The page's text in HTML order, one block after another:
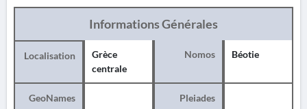
Informations Générales
Localisation
Grèce
centrale
Nomos Béotie
GeoNames Pleiades